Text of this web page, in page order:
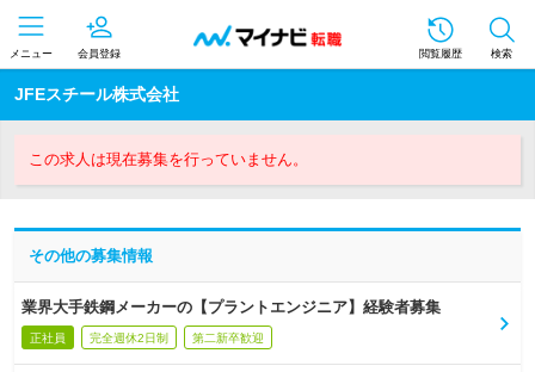
メニュー 会員登録 閲覧履歴 検索
JFEスチール株式会社
この求人は現在募集を行っていません。
その他の募集情報
業界大手鉄鋼メーカーの【プラントエンジニア】経験者募集
正社員 完全週休2日制 第二新卒歓迎